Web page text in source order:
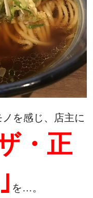
を感じ、店主に
・正
を…。